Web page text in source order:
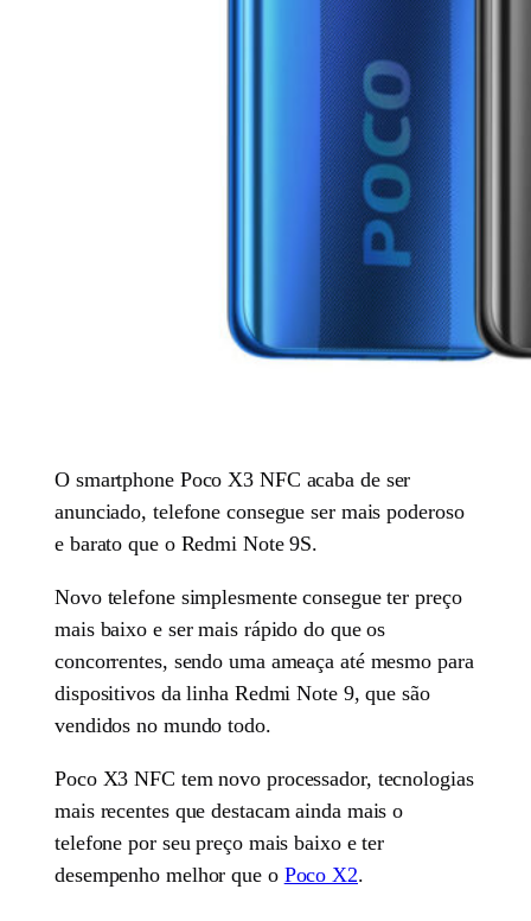
O smartphone Poco X3 NFC acaba de ser
anunciado, telefone consegue ser mais poderoso
e barato que o Redmi Note 9S.
Novo telefone simplesmente consegue ter preço
mais baixo e ser mais rápido do que os
concorrentes, sendo uma ameaça até mesmo para
dispositivos da linha Redmi Note 9, que são
vendidos no mundo todo.
Poco X3 NFC tem novo processador, tecnologias
mais recentes que destacam ainda mais o
telefone por seu preço mais baixo e ter
desempenho melhor que o Poco X2.